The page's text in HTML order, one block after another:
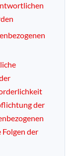
der
der